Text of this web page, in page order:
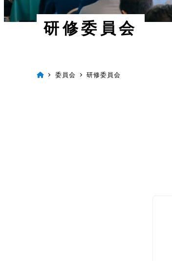
研修委員会
委員会 研修委員会